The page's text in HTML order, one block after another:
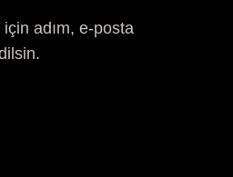
adım, e-posta